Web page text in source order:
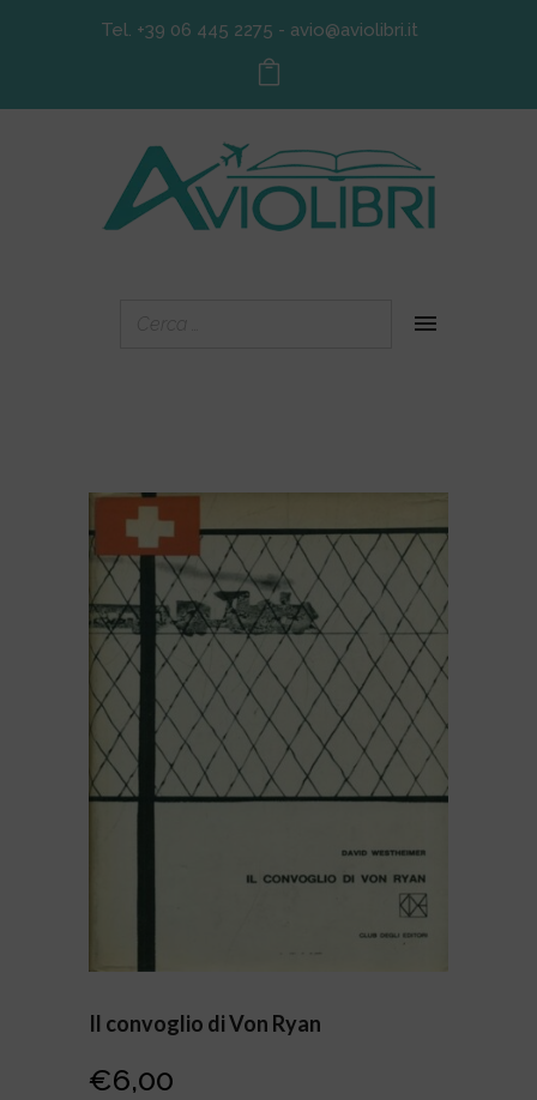
Tel. +39 06 445 2275 - avio@aviolibri.it
Il convoglio di Von Ryan
€6,00